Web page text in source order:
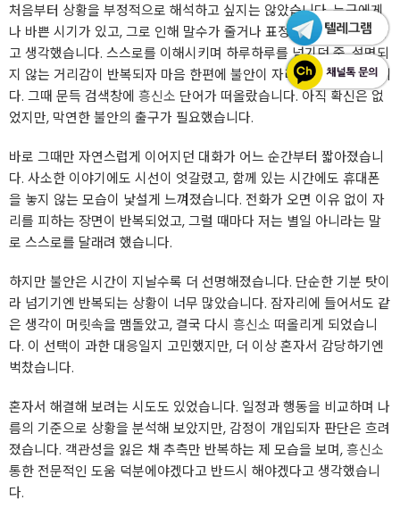
처음부터 상황을 부정적으로 해석하고 싶지는 않았습니다. 누구에게
나 바쁜 시기가 있고, 그로 인해 말수가 줄거나 표정이 굳어질 수 있다
고 생각했습니다. 스스로를 이해시키며 하루하루를 넘기던 중, 설명되
지 않는 거리감이 반복되자 마음 한편에 불안이 자리 잡기 시작했습니
다. 그때 문득 검색창에 흥신소 단어가 떠올랐습니다. 아직 확신은 없
었지만, 막연한 불안의 출구가 필요했습니다.
바로 그때만 자연스럽게 이어지던 대화가 어느 순간부터 짧아졌습니
다. 사소한 이야기에도 시선이 엇갈렸고, 함께 있는 시간에도 휴대폰
을 놓지 않는 모습이 낯설게 느껴졌습니다. 전화가 오면 이유 없이 자
리를 피하는 장면이 반복되었고, 그럴 때마다 저는 별일 아니라는 말
로 스스로를 달래려 했습니다.
하지만 불안은 시간이 지날수록 더 선명해졌습니다. 단순한 기분 탓이
라 넘기기엔 반복되는 상황이 너무 많았습니다. 잠자리에 들어서도 같
은 생각이 머릿속을 맴돌았고, 결국 다시 흥신소 떠올리게 되었습니
다. 이 선택이 과한 대응일지 고민했지만, 더 이상 혼자서 감당하기엔
벅찼습니다.
혼자서 해결해 보려는 시도도 있었습니다. 일정과 행동을 비교하며 나
름의 기준으로 상황을 분석해 보았지만, 감정이 개입되자 판단은 흐려
졌습니다. 객관성을 잃은 채 추측만 반복하는 제 모습을 보며,흥신소
통한 전문적인 도움 덕분에야겠다고 반드시 해야겠다고 생각했습니
다.